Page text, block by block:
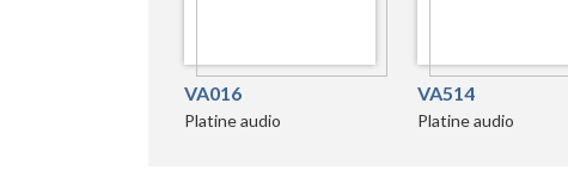
VA016
Platine audio
VA514
Platine audio